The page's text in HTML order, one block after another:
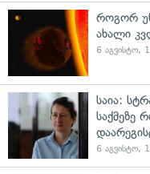
როგორ
ახალი
6 აგვისტო,
საია:
საქმეზე
6 აგვისტო,